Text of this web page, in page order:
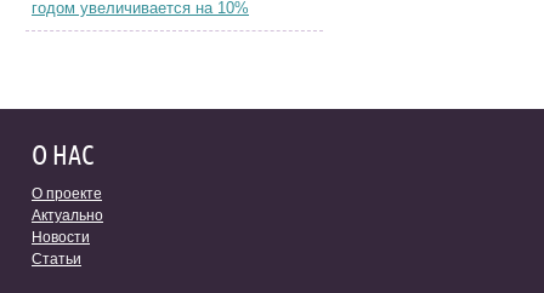
годом увеличивается на 10%
О НАС
О проекте
Актуально
Новости
Статьи